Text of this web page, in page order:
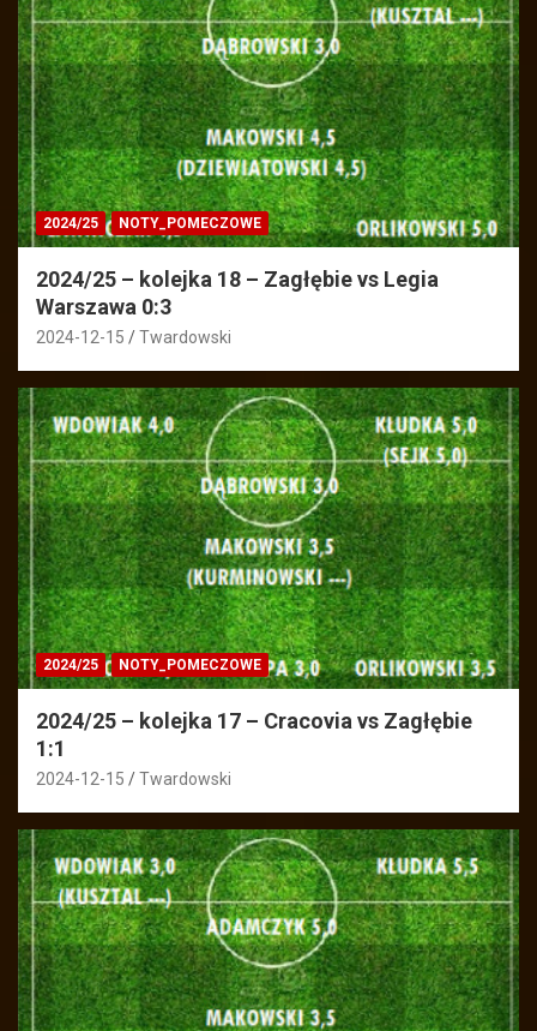
2024/25 NOTY_POMECZOWE
2024/25 – kolejka 18 – Zagłębie vs Legia
Warszawa 0:3
2024-12-15 Twardowski
2024/25 NOTY_POMECZOWE
2024/25 – kolejka 17 – Cracovia vs Zagłębie
1:1
2024-12-15 Twardowski